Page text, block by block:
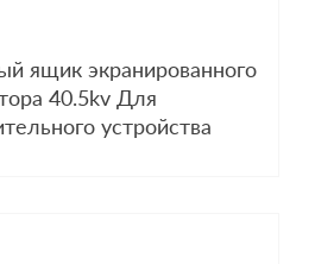
ящик экранированного
40.5kv Для
устройства